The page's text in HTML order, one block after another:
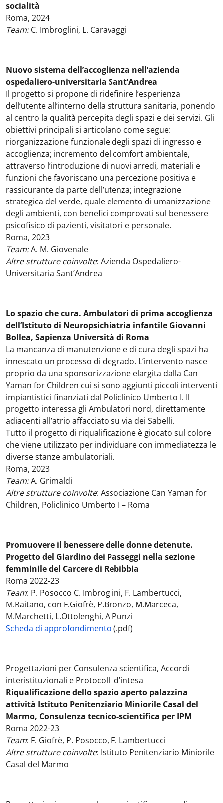
socialità
Roma, 2024
Team:C. Imbroglini, L. Caravaggi
Nuovo sistema dell’accoglienza nell’azienda
ospedaliero-universitaria Sant’Andrea
Il progetto si propone di ridefinire l’esperienza
dell’utente all’interno della struttura sanitaria, ponendo
al centro la qualità percepita degli spazi e dei servizi. Gli
obiettivi principali si articolano come segue:
riorganizzazione funzionale degli spazi di ingresso e
accoglienza; incremento del comfort ambientale,
attraverso l’introduzione di nuovi arredi, materiali e
funzioni che favoriscano una percezione positiva e
rassicurante da parte dell’utenza; integrazione
strategica del verde, quale elemento di umanizzazione
degli ambienti, con benefici comprovati sul benessere
psicofisico di pazienti, visitatori e personale.
Roma, 2023
Team:A. M. Giovenale
Altre strutture coinvolte: Azienda Ospedaliero-
Universitaria Sant’Andrea
Lo spazio che cura. Ambulatori di prima accoglienza
dell’Istituto di Neuropsichiatria infantile Giovanni
Bollea, Sapienza Università di Roma
La mancanza di manutenzione e di cura degli spazi ha
innescato un processo di degrado. L’intervento nasce
proprio da una sponsorizzazione elargita dalla Can
Yaman for Children cui si sono aggiunti piccoli interventi
impiantistici finanziati dal Policlinico Umberto I. Il
progetto interessa gli Ambulatori nord, direttamente
adiacenti all’atrio affacciato su via dei Sabelli.
Tutto il progetto di riqualificazione è giocato sul colore
che viene utilizzato per individuare con immediatezza le
diverse stanze ambulatoriali.
Roma, 2023
Team:A. Grimaldi
Altre strutture coinvolte: Associazione Can Yaman for
Children, Policlinico Umberto I – Roma
Promuovere il benessere delle donne detenute.
Progetto del Giardino dei Passeggi nella sezione
femminile del Carcere di Rebibbia
Roma 2022-23
Team: P. Posocco C. Imbroglini, F. Lambertucci,
M.Raitano, con F.Giofrè, P.Bronzo, M.Marceca,
M.Marchetti, L.Ottolenghi, A.Punzi
Scheda di approfondimento (.pdf)
Progettazioni per Consulenza scientifica, Accordi
interistituzionali e Protocolli d’intesa
Riqualificazione dello spazio aperto palazzina
attività Istituto Penitenziario Miniorile Casal del
Marmo, Consulenza tecnico-scientifica per IPM
Roma 2022-23
Team: F. Giofrè, P. Posocco, F. Lambertucci
Altre strutture coinvolte: Istituto Penitenziario Miniorile
Casal del Marmo